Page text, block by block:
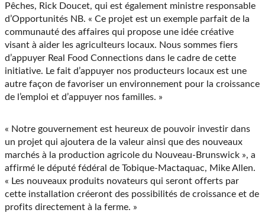
Pêches, Rick Doucet, qui est également ministre responsable
d’Opportunités NB. « Ce projet est un exemple parfait de la
communauté des affaires qui propose une idée créative
visant à aider les agriculteurs locaux. Nous sommes fiers
d’appuyer Real Food Connections dans le cadre de cette
initiative. Le fait d’appuyer nos producteurs locaux est une
autre façon de favoriser un environnement pour la croissance
de l’emploi et d’appuyer nos familles. »
« Notre gouvernement est heureux de pouvoir investir dans
un projet qui ajoutera de la valeur ainsi que des nouveaux
marchés à la production agricole du Nouveau-Brunswick », a
affirmé le député fédéral de Tobique-Mactaquac, Mike Allen.
« Les nouveaux produits novateurs qui seront offerts par
cette installation créeront des possibilités de croissance et de
profits directement à la ferme. »